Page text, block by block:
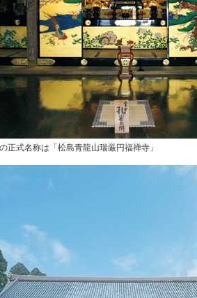
正式名称は「松島青龍山瑞厳円福禅寺」